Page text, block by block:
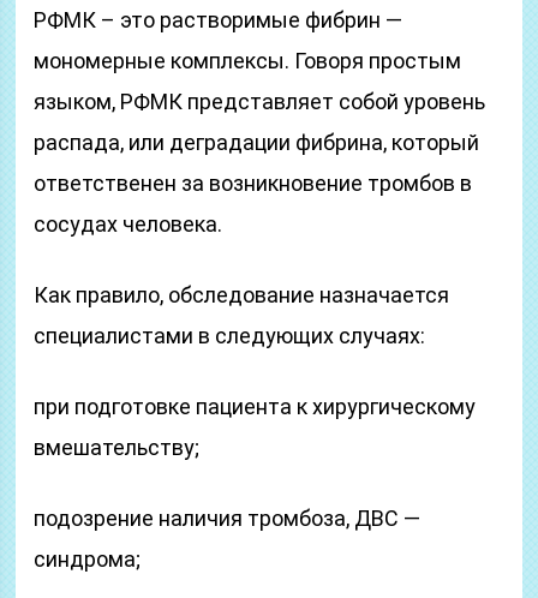
РФМК – это растворимые фибрин —
мономерные комплексы. Говоря простым
языком, РФМК представляет собой уровень
распада, или деградации фибрина, который
ответственен за возникновение тромбов в
сосудах человека.
Как правило, обследование назначается
специалистами в следующих случаях:
при подготовке пациента к хирургическому
вмешательству;
подозрение наличия тромбоза, ДВС —
синдрома;